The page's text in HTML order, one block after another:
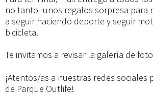
no tanto- unos regalos sorpresa para
a seguir haciendo deporte y seguir
bicicleta.
Te invitamos a revisar la galería de
¡Atentos/as a nuestras redes sociales
de Parque Outlife!